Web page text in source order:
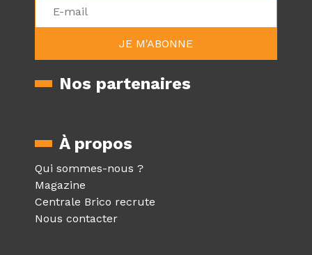
Nos partenaires
À propos
Qui sommes-nous ?
Magazine
Centrale Brico recrute
Nous contacter